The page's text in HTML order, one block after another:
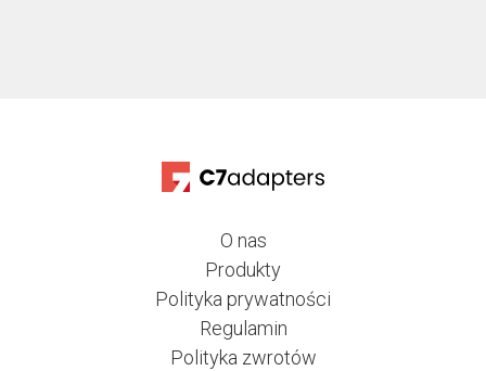
O nas
Produkty
Polityka prywatności
Regulamin
Polityka zwrotów